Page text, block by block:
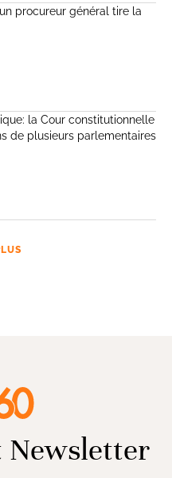
procureur général tire la
la Cour constitutionnelle
de plusieurs parlementaires
Newsletter